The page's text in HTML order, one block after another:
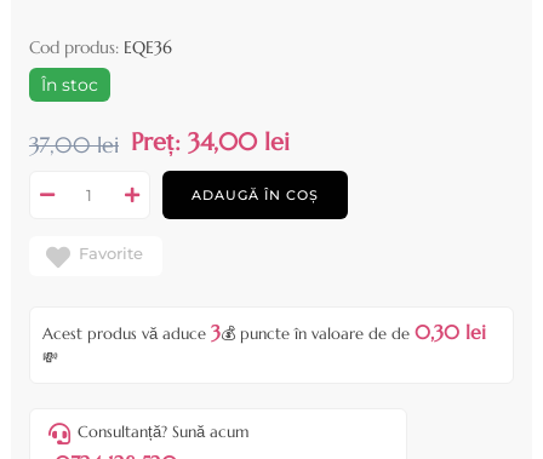
Cod produs: EQE36
În stoc
37,00 lei Preț: 34,00 lei
ADAUGĂ ÎN COȘ
Favorite
Acest produs vă aduce 3💰 puncte în valoare de de 0,30 lei
💸
Consultanță? Sună acum